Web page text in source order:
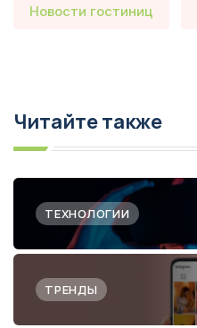
Новости гостиниц
Читайте также
ТЕХНОЛОГИИ
ТРЕНДЫ